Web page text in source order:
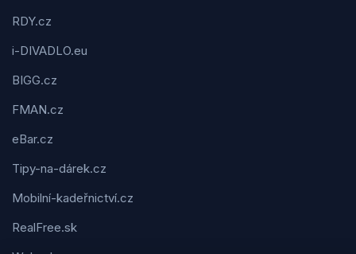
RDY.cz
i-DIVADLO.eu
BIGG.cz
FMAN.cz
eBar.cz
Tipy-na-dárek.cz
Mobilní-kadeřnictví.cz
RealFree.sk